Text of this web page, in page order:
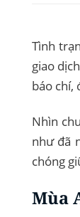
Tình
giao
báo chí,
Nhìn
như đã
chóng
Mùa